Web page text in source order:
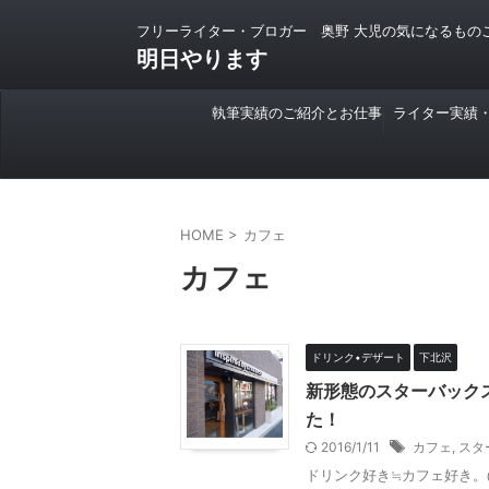
フリーライター・ブロガー 奥野 大児の気になるもの
明日やります
執筆実績のご紹介とお仕事 ライター実績
HOME > カフェ
カフェ
ドリンク•デザート 下北沢
新形態のスターバック
た！
2016/1/11 カフェ, スタ
ドリンク好き≒カフェ好き